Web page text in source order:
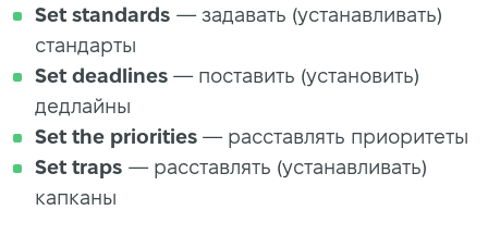
Set standards — задавать (устанавливать)
стандарты
Set deadlines — поставить (установить)
дедлайны
Set the priorities — расставлять приоритеты
Set traps — расставлять (устанавливать)
капканы